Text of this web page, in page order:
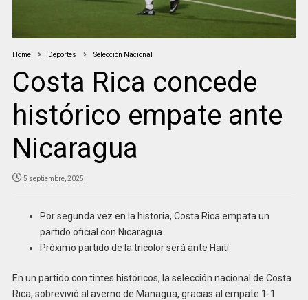
Home Deportes Selección Nacional
Costa Rica concede
histórico empate ante
Nicaragua
5 septiembre, 2025
Por segunda vez en la historia, Costa Rica empata un
partido oficial con Nicaragua.
Próximo partido de la tricolor será ante Haití.
En un partido con tintes históricos, la selección nacional de Costa
Rica, sobrevivió al averno de Managua, gracias al empate 1-1